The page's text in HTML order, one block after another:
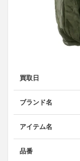
買取日
ブランド名
アイテム名
品番